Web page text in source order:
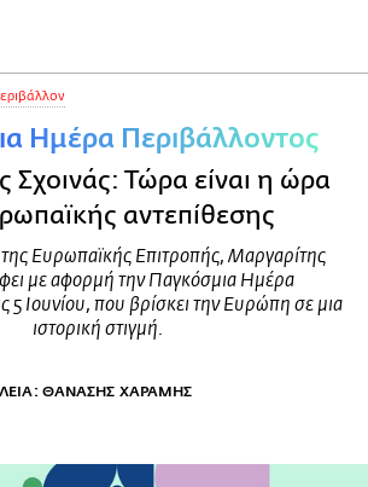
Ημέρα Περιβάλλοντος
Σχοινάς: Τώρα είναι η ώρα
αντεπίθεσης
Ευρωπαϊκής Επιτροπής, Μαργαρίτης
με αφορμή την Παγκόσμια Ημέρα
5 Ιουνίου, που βρίσκει την Ευρώπη σε μια
ιστορική στιγμή.
ΘΑΝΑΣΗΣ ΧΑΡΑΜΗΣ